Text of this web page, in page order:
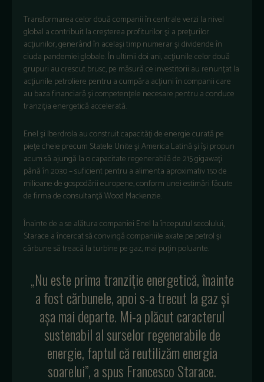
Transformarea celor două companii în centrale verzi la nivel
global a contribuit la creşterea profiturilor şi a preţurilor
acţiunilor, generând în acelaşi timp numerar şi dividende în
ciuda pandemiei globale. În ultimii doi ani, acţiunile celor două
grupuri au crescut brusc, pe măsură ce investitorii au renunţat la
acţiunile petroliere pentru a cumpăra acţiuni în companii care
au baza financiară şi competenţele necesare pentru a conduce
tranziţia energetică accelerată.
Enel şi Iberdrola au construit capacităţi de energie curată pe
pieţe cheie precum Statele Unite şi America Latină şi îşi propun
acum să ajungă la o capacitate regenerabilă de 215 gigawaţi
până în 2030 – suficient pentru a alimenta aproximativ 150 de
milioane de gospodării europene, conform unei estimări făcute
de firma de consultanţă Wood Mackenzie.
Înainte de a se alătura companiei Enel la începutul secolului,
Starace a încercat să convingă companiile axate pe petrol şi
cărbune să treacă la turbine pe gaz, mai puţin poluante.
„Nu este prima tranziţie energetică, înainte
a fost cărbunele, apoi s-a trecut la gaz şi
aşa mai departe. Mi-a plăcut caracterul
sustenabil al surselor regenerabile de
energie, faptul că reutilizăm energia
soarelui”, a spus Francesco Starace.